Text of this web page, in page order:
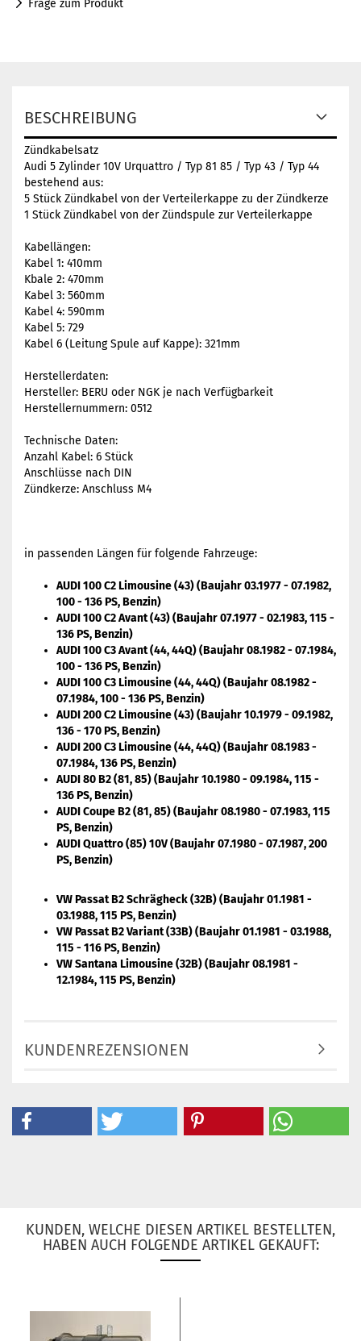
Frage zum Produkt
BESCHREIBUNG
Zündkabelsatz
Audi 5 Zylinder 10V Urquattro / Typ 81 85 / Typ 43 / Typ 44
bestehend aus:
5 Stück Zündkabel von der Verteilerkappe zu der Zündkerze
1 Stück Zündkabel von der Zündspule zur Verteilerkappe
Kabellängen:
Kabel 1: 410mm
Kbale 2: 470mm
Kabel 3: 560mm
Kabel 4: 590mm
Kabel 5: 729
Kabel 6 (Leitung Spule auf Kappe): 321mm
Herstellerdaten:
Hersteller: BERU oder NGK je nach Verfügbarkeit
Herstellernummern: 0512
Technische Daten:
Anzahl Kabel: 6 Stück
Anschlüsse nach DIN
Zündkerze: Anschluss M4
in passenden Längen für folgende Fahrzeuge:
AUDI 100 C2 Limousine (43) (Baujahr 03.1977 - 07.1982,
100 - 136 PS, Benzin)
AUDI 100 C2 Avant (43) (Baujahr 07.1977 - 02.1983, 115 -
136 PS, Benzin)
AUDI 100 C3 Avant (44, 44Q) (Baujahr 08.1982 - 07.1984,
100 - 136 PS, Benzin)
AUDI 100 C3 Limousine (44, 44Q) (Baujahr 08.1982 -
07.1984, 100 - 136 PS, Benzin)
AUDI 200 C2 Limousine (43) (Baujahr 10.1979 - 09.1982,
136 - 170 PS, Benzin)
AUDI 200 C3 Limousine (44, 44Q) (Baujahr 08.1983 -
07.1984, 136 PS, Benzin)
AUDI 80 B2 (81, 85) (Baujahr 10.1980 - 09.1984, 115 -
136 PS, Benzin)
AUDI Coupe B2 (81, 85) (Baujahr 08.1980 - 07.1983, 115
PS, Benzin)
AUDI Quattro (85) 10V (Baujahr 07.1980 - 07.1987, 200
PS, Benzin)
VW Passat B2 Schrägheck (32B) (Baujahr 01.1981 -
03.1988, 115 PS, Benzin)
VW Passat B2 Variant (33B) (Baujahr 01.1981 - 03.1988,
115 - 116 PS, Benzin)
VW Santana Limousine (32B) (Baujahr 08.1981 -
12.1984, 115 PS, Benzin)
KUNDENREZENSIONEN
KUNDEN, WELCHE DIESEN ARTIKEL BESTELLTEN,
HABEN AUCH FOLGENDE ARTIKEL GEKAUFT: